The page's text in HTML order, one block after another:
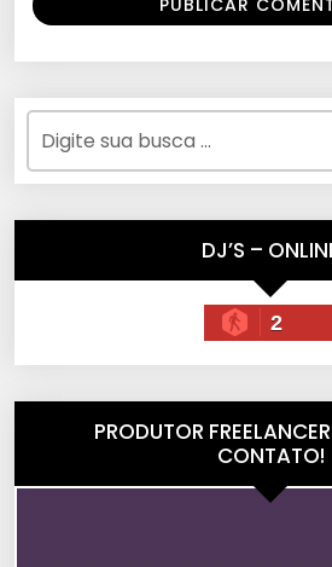
DJ’S –
2
PRODUTOR
CONTATO!